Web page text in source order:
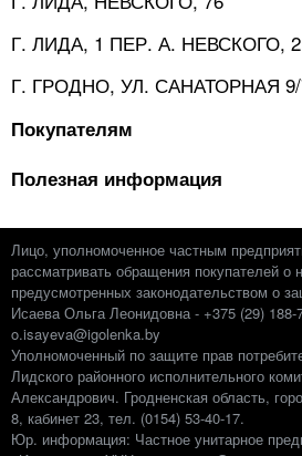
Г. ЛИДА, 1 ПЕР. А. НЕВСКОГО, 2
Г. ГРОДНО, УЛ. САНАТОРНАЯ
Покупателям
Полезная информация
Лицо, уполномоченное частным
рассматривать обращения покупателей о
предусмотренных законодательством о
Исаева Ольга Леонидовна - +375 (29) 188-
o.isayeva@igolenka.by
Уполномоченный по защите прав
Лидского районного исполнительного
Александрович. Гродненская область,
8, кабинет 23, тел. (0154) 53-40-17.
Юр. информация: Частное унитарное